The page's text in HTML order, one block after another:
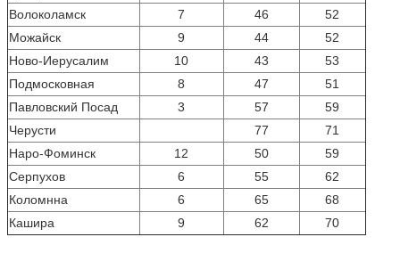
Волоколамск
7 46
52
Mожайск
9 44
52
Hово-Иерусалим
10 43
53
Подмосковная
8 47
51
Павловский Посад
3 57
59
Черусти
77
71
Hаро-Фоминск
12 50
59
Серпухов
6 55
62
Коломнна
6 65
68
Кашира
9 62 70